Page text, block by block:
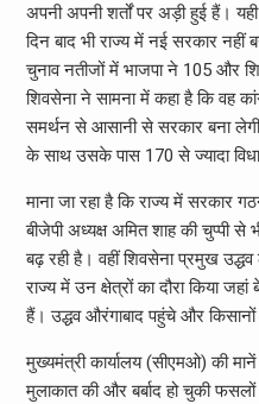
अपनी अपनी शर्तों पर अड़ी हुई हैं।
दिन बाद भी राज्‍य में नई सरकार
चुनाव नतीजों में भाजपा ने 105 और
शिवसेना ने सामना में कहा है कि वह
समर्थन से आसानी से सरकार बना
के साथ उसके पास 170 से ज्‍यादा
माना जा रहा है कि राज्‍य में सरकार
बीजेपी अध्‍यक्ष अमित शाह की चुप्‍पी
बढ़ रही है। वहीं शिवसेना प्रमुख
राज्य में उन क्षेत्रों का दौरा किया
हैं। उद्धव औरंगाबाद पहुंचे और
मुख्यमंत्री कार्यालय (सीएमओ) की
मुलाकात की और बर्बाद हो चुकी